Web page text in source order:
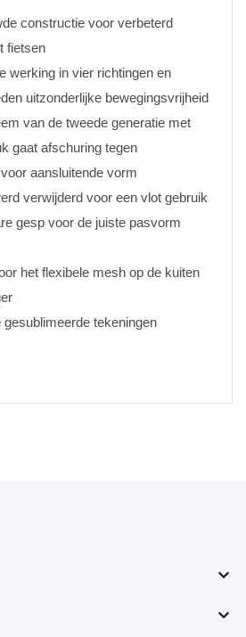
constructie voor verbeterd
fietsen
werking in vier richtingen en
uitzonderlijke bewegingsvrijheid
van de tweede generatie met
gaat afschuring tegen
aansluitende vorm
verwijderd voor een vlot gebruik
gesp voor de juiste pasvorm
het flexibele mesh op de kuiten
tekeningen

